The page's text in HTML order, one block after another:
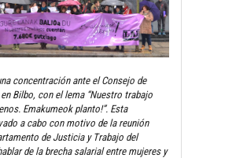
concentración ante el Consejo de
Bilbo, con el lema “Nuestro trabajo
Emakumeok planto!”. Esta
a cabo con motivo de la reunión
de Justicia y Trabajo del
de la brecha salarial entre mujeres y